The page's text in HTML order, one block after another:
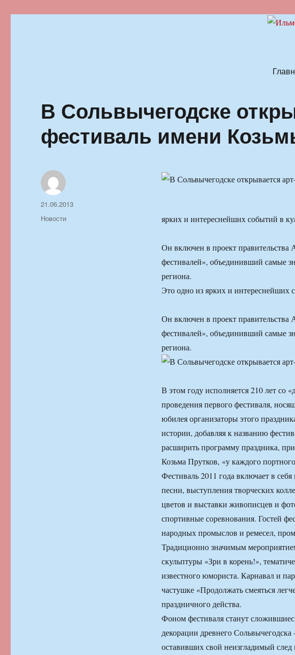
В Сольвычегодске
фестиваль имени
ярких и интереснейших событий в
Он включен в проект правительства
фестивалей», объединивший самые
региона.
Это одно из ярких и интереснейших
Он включен в проект правительства
фестивалей», объединивший самые
региона.
В этом году исполняется 210 лет со
проведения первого фестиваля,
юбилея организаторы этого
истории, добавляя к названию
расширить программу праздника,
Козьма Прутков, «у каждого
Фестиваль 2011 года включает в
песни, выступления творческих
цветов и выставки живописцев и
спортивные соревнования. Гостей
народных промыслов и ремесел,
Традиционно значимым
скульптуры «Зри в корень!»,
известного юмориста. Карнавал и
частушке «Продолжать смеяться
праздничного действа.
Фоном фестиваля станут
декорации древнего
оставивших свой неизгладимый след
Автор
Опубликовано
21.06.2013
Рубрики
Новости